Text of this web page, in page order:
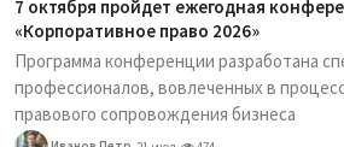
7 октября пройдет ежегодная
«Корпоративное право 2026»
Программа конференции разработана
профессионалов, вовлеченных в
правового сопровождения бизнеса